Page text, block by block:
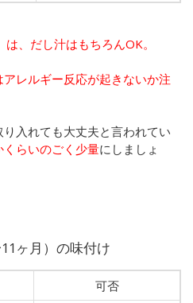
、だし汁はもちろんOK。
レルギー反応が起きないか注
入れても大丈夫と言われてい
らいのごく少量にしましょ
ヶ月）の味付け
可否